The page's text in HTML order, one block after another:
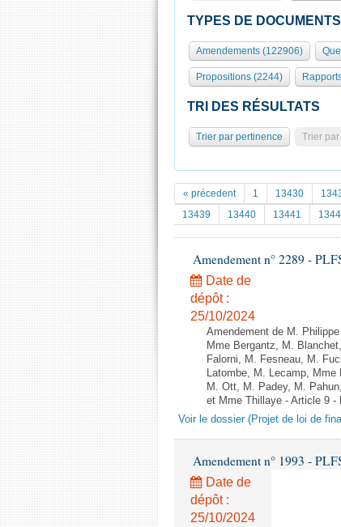
TYPES DE DOCUMENTS
Amendements (122906)
Propositions (2244)
TRI DES RÉSULTATS
Trier par pertinence Trier
« précedent 1 13430
13439
13440 13441
Amendement n° 2289 -
Date de
dépôt :
25/10/2024
Amendement de M.
Mme Bergantz, M.
Falorni, M. Fesneau, M.
Latombe, M. Lecamp,
M. Ott, M. Padey, M.
et Mme Thillaye - Article 9 -
Voir le dossier (Projet de loi de
Amendement n° 1993 -
Date de
dépôt :
25/10/2024